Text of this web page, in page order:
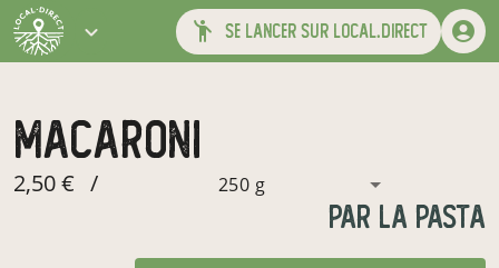
se lancer sur local.direct
macaroni
2,50 € / 250 g
par La Pasta